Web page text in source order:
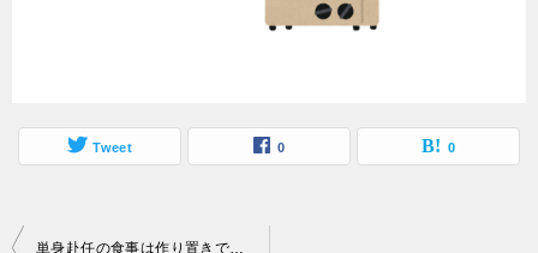
Tweet 0 0
単身赴任の食事は作り置きで解決！こうして夫の健康は守られた